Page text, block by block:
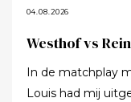
04.08.2026
Westhof vs
In de matchplay
Louis had mij